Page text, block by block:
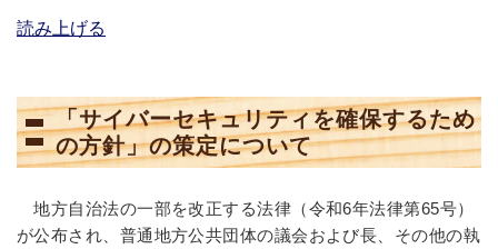
読み上げる
「サイバーセキュリティを確保するため
の方針」の策定について
地方自治法の一部を改正する法律（令和6年法律第65号）
が公布され、普通地方公共団体の議会および長、その他の執